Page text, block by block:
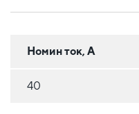
Номин ток, А
40